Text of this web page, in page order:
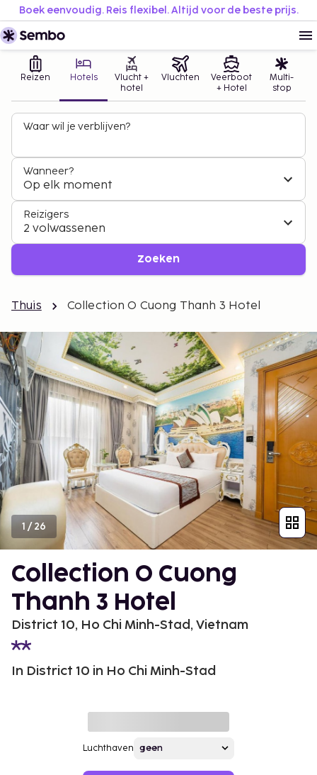
Boek eenvoudig. Reis flexibel. Altijd voor de beste prijs.
Reizen Hotels
Vlucht +
hotel
Vluchten
Veerboot
+ Hotel
Multi-
stop
Waar wil je verblijven?
Wanneer?
Op elk moment
Reizigers
2 volwassenen
Zoeken
Thuis Collection O Cuong Thanh 3 Hotel
1 /26
Collection O Cuong
Thanh 3 Hotel
District 10, Ho Chi Minh-Stad, Vietnam
In District 10 in Ho Chi Minh-Stad
Luchthaven